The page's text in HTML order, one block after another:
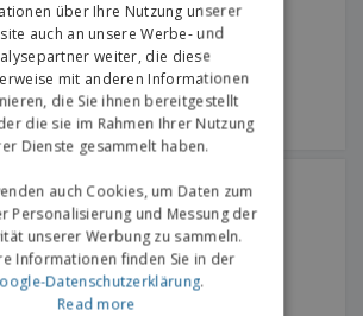
B2 Poster
über Ihre Nutzung unserer
auch an unsere Werbe- und
weiter, die diese
mit anderen Informationen
die Sie ihnen bereitgestellt
die sie im Rahmen Ihrer Nutzung
Dienste gesammelt haben.
auch Cookies, um Daten zum
Personalisierung und Messung der
unserer Werbung zu sammeln.
Informationen finden Sie in der
Datenschutzerklärung.
Read more